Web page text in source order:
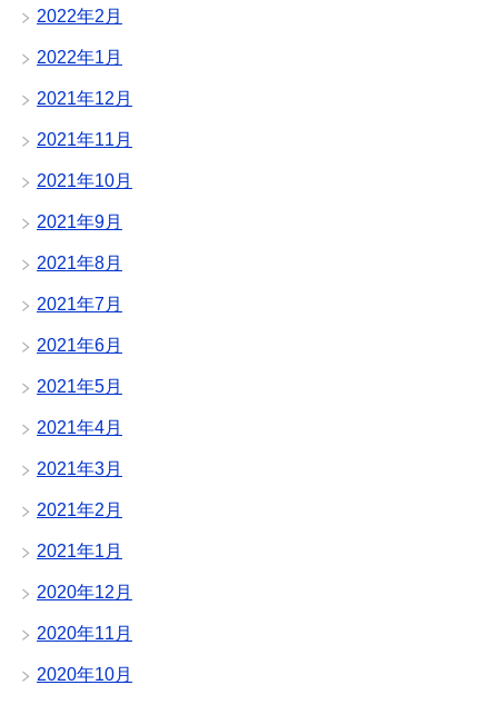
2022年2月
2022年1月
2021年12月
2021年11月
2021年10月
2021年9月
2021年8月
2021年7月
2021年6月
2021年5月
2021年4月
2021年3月
2021年2月
2021年1月
2020年12月
2020年11月
2020年10月